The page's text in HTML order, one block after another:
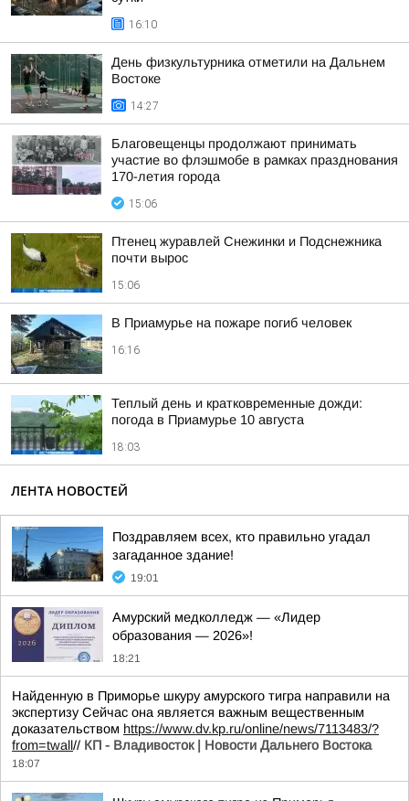
16:10
День физкультурника отметили на Дальнем
Востоке
14:27
Благовещенцы продолжают принимать
участие во флэшмобе в рамках празднования
170-летия города
15:06
Птенец журавлей Снежинки и Подснежника
почти вырос
15:06
В Приамурье на пожаре погиб человек
16:16
Теплый день и кратковременные дожди:
погода в Приамурье 10 августа
18:03
ЛЕНТА НОВОСТЕЙ
Поздравляем всех, кто правильно угадал
загаданное здание!
19:01
Амурский медколледж — «Лидер
образования — 2026»!
18:21
Найденную в Приморье шкуру амурского тигра направили на
экспертизу Сейчас она является важным вещественным
доказательством https://www.dv.kp.ru/online/news/7113483/?
from=twall// КП - Владивосток | Новости Дальнего Востока
18:07